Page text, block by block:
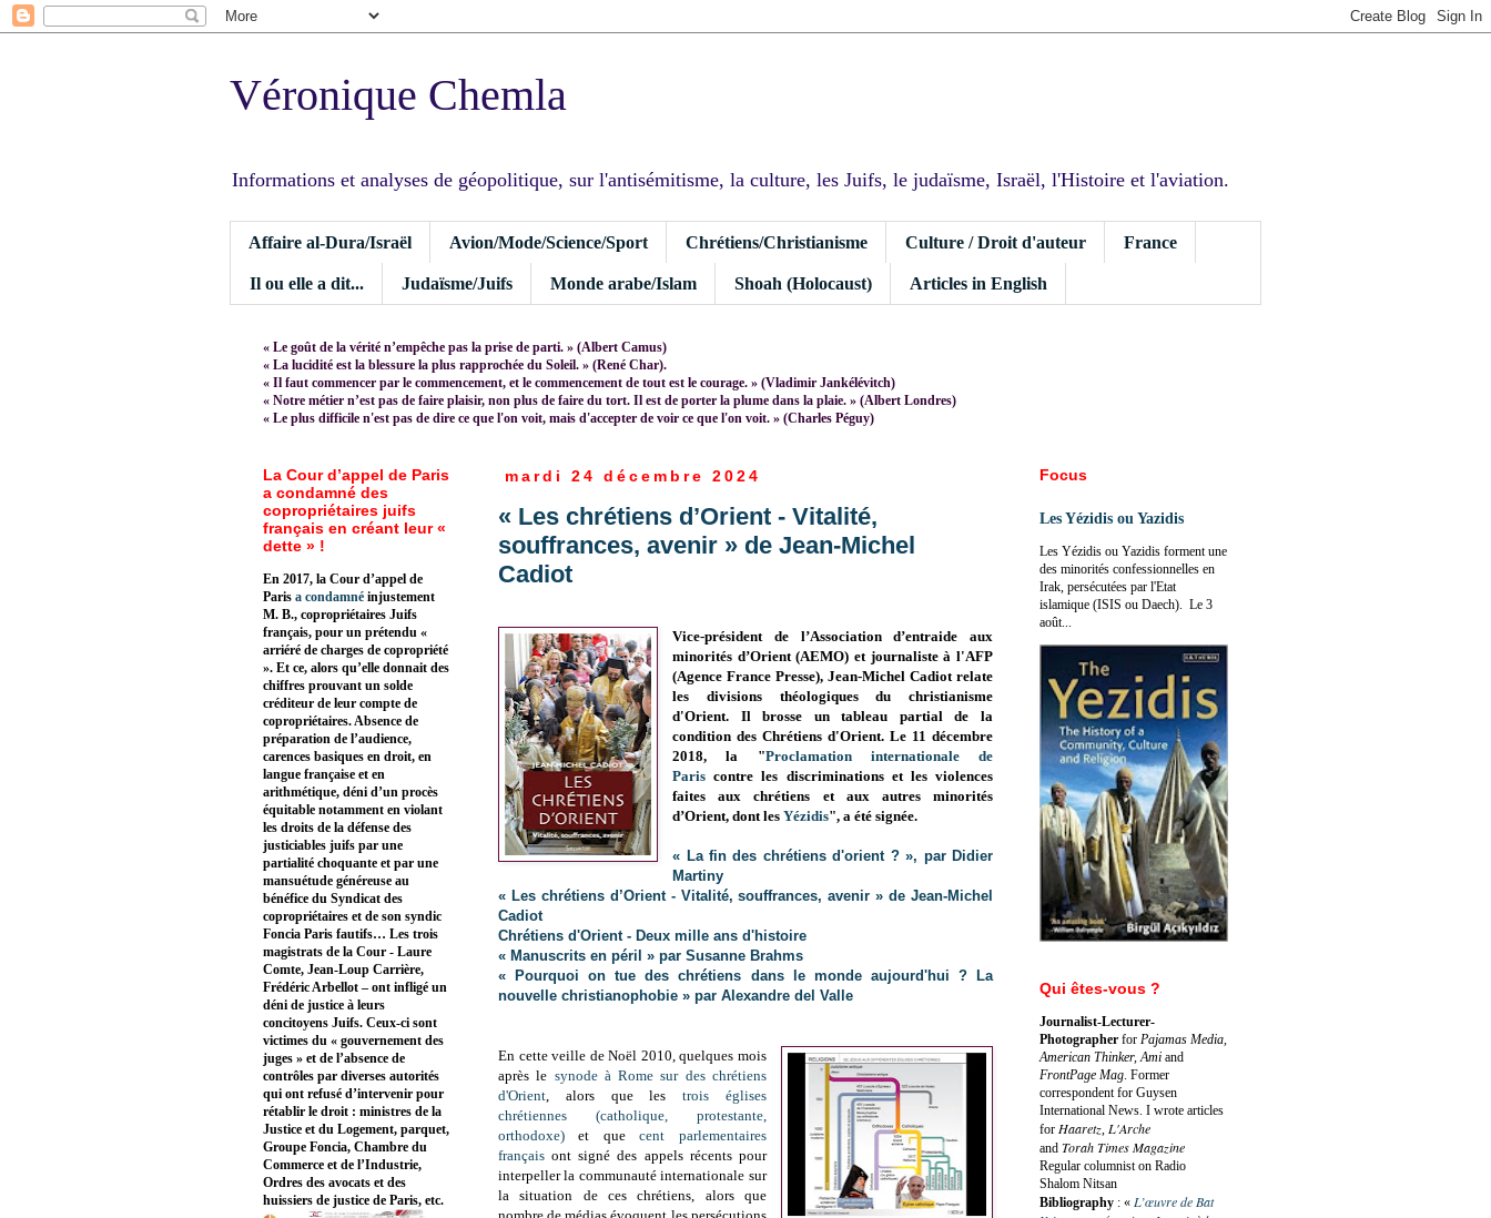
Véronique Chemla
Informations et analyses de géopolitique, sur l'antisémitisme, la culture, les Juifs, le judaïsme, Israël, l'Histoire et l'aviation.
Affaire al-Dura/Israël Avion/Mode/Science/Sport Chrétiens/Christianisme Culture / Droit d'auteur France
Il ou elle a dit... Judaïsme/Juifs Monde arabe/Islam Shoah (Holocaust) Articles in English
« Le goût de la vérité n’empêche pas la prise de parti. » (Albert Camus)
« La lucidité est la blessure la plus rapprochée du Soleil. » (René Char).
« Il faut commencer par le commencement, et le commencement de tout est le courage. » (Vladimir Jankélévitch)
« Notre métier n’est pas de faire plaisir, non plus de faire du tort. Il est de porter la plume dans la plaie. » (Albert Londres)
« Le plus difficile n'est pas de dire ce que l'on voit, mais d'accepter de voir ce que l'on voit. » (Charles Péguy)
mardi 24 décembre 2024
« Les chrétiens d’Orient - Vitalité,
souffrances, avenir » de Jean-Michel
Cadiot
Vice-président de l’Association d’entraide aux
minorités d’Orient (AEMO) et journaliste à l'AFP
(Agence France Presse), Jean-Michel Cadiot relate
les divisions théologiques du christianisme
d'Orient. Il brosse un tableau partial de la
condition des Chrétiens d'Orient. Le 11 décembre
2018,la "Proclamation internationale de
Paris contre les discriminations et les violences
faites aux chrétiens et aux autres minorités
d’Orient, dont lesYézidis", a été signée.
« La fin des chrétiens d'orient ? », par Didier
Martiny
« Les chrétiens d’Orient - Vitalité, souffrances, avenir » de Jean-Michel
Cadiot
Chrétiens d'Orient - Deux mille ans d'histoire
« Manuscrits en péril » par Susanne Brahms
« Pourquoi on tue des chrétiens dans le monde aujourd'hui ? La
nouvelle christianophobie » par Alexandre del Valle
En cette veille de Noël 2010, quelques mois
après le synode à Rome sur des chrétiens
d'Orient, alors que lestrois églises
chrétiennes (catholique, protestante,
orthodoxe) et quecent parlementaires
français ont signé des appels récents pour
interpeller la communauté internationale sur
la situation de ces chrétiens, alors que
La Cour d’appel de Paris
a condamné des
copropriétaires juifs
français en créant leur «
dette » !
En 2017, la Cour d’appel de
Paris a condamné injustement
M. B., copropriétaires Juifs
français, pour un prétendu «
arriéré de charges de copropriété
». Et ce, alors qu’elle donnait des
chiffres prouvant un solde
créditeur de leur compte de
copropriétaires. Absence de
préparation de l’audience,
carences basiques en droit, en
langue française et en
arithmétique, déni d’un procès
équitable notamment en violant
les droits de la défense des
justiciables juifs par une
partialité choquante et par une
mansuétude généreuse au
bénéfice du Syndicat des
copropriétaires et de son syndic
Foncia Paris fautifs… Les trois
magistrats de la Cour - Laure
Comte, Jean-Loup Carrière,
Frédéric Arbellot – ont infligé un
déni de justice à leurs
concitoyens Juifs. Ceux-ci sont
victimes du « gouvernement des
juges » et de l’absence de
contrôles par diverses autorités
qui ont refusé d’intervenir pour
rétablir le droit : ministres de la
Justice et du Logement, parquet,
Groupe Foncia, Chambre du
Commerce et de l’Industrie,
Ordres des avocats et des
huissiers de justice de Paris, etc.
Focus
Les Yézidis ou Yazidis
Les Yézidis ou Yazidis forment une
des minorités confessionnelles en
Irak, persécutées par l'Etat
islamique (ISIS ou Daech). Le 3
août...
Qui êtes-vous ?
Journalist-Lecturer-
Photographer for Pajamas Media,
American Thinker, Ami and
FrontPage Mag. Former
correspondent for Guysen
International News. I wrote articles
for Haaretz, L'Arche
and Torah Times Magazine
Regular columnist on Radio
Shalom Nitsan
Bibliography : « L’œuvre de Bat